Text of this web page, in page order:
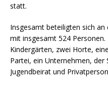
statt.
Insgesamt beteiligten sich
mit insgesamt 524
Kindergärten, zwei Horte,
Partei, ein Unternehmen, der
Jugendbeirat und